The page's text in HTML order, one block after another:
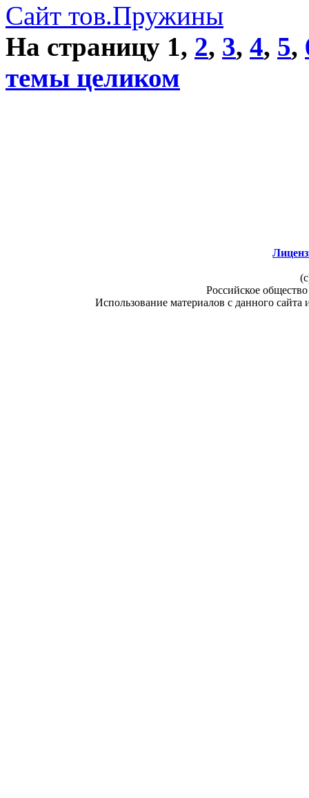
Сайт тов.Пружины
На страницу 1, 2, 3, 4, 5,
темы целиком
Российское
Использование материалов с данного